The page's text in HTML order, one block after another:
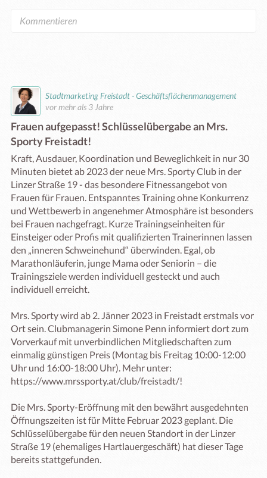
Stadtmarketing Freistadt - Geschäftsflächenmanagement
vor mehr als 3 Jahre
Frauen aufgepasst! Schlüsselübergabe an Mrs.
Sporty Freistadt!
Kraft, Ausdauer, Koordination und Beweglichkeit in nur 30
Minuten bietet ab 2023 der neue Mrs. Sporty Club in der
Linzer Straße 19 - das besondere Fitnessangebot von
Frauen für Frauen. Entspanntes Training ohne Konkurrenz
und Wettbewerb in angenehmer Atmosphäre ist besonders
bei Frauen nachgefragt. Kurze Trainingseinheiten für
Einsteiger oder Profis mit qualifizierten Trainerinnen lassen
den „inneren Schweinehund“ überwinden. Egal, ob
Marathonläuferin, junge Mama oder Seniorin – die
Trainingsziele werden individuell gesteckt und auch
individuell erreicht.
Mrs. Sporty wird ab 2. Jänner 2023 in Freistadt erstmals vor
Ort sein. Clubmanagerin Simone Penn informiert dort zum
Vorverkauf mit unverbindlichen Mitgliedschaften zum
einmalig günstigen Preis (Montag bis Freitag 10:00-12:00
Uhr und 16:00-18:00 Uhr). Mehr unter:
https://www.mrssporty.at/club/freistadt/!
Die Mrs. Sporty-Eröffnung mit den bewährt ausgedehnten
Öffnungszeiten ist für Mitte Februar 2023 geplant. Die
Schlüsselübergabe für den neuen Standort in der Linzer
Straße 19 (ehemaliges Hartlauergeschäft) hat dieser Tage
bereits stattgefunden.